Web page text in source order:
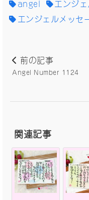
angel
エンジ
エンジェルメッセ
前の記事
Angel Number 1124
関連記事